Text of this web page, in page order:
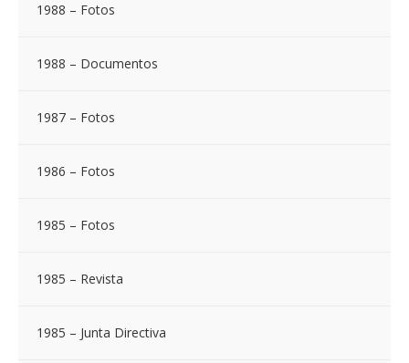
1988 – Fotos
1988 – Documentos
1987 – Fotos
1986 – Fotos
1985 – Fotos
1985 – Revista
1985 – Junta Directiva